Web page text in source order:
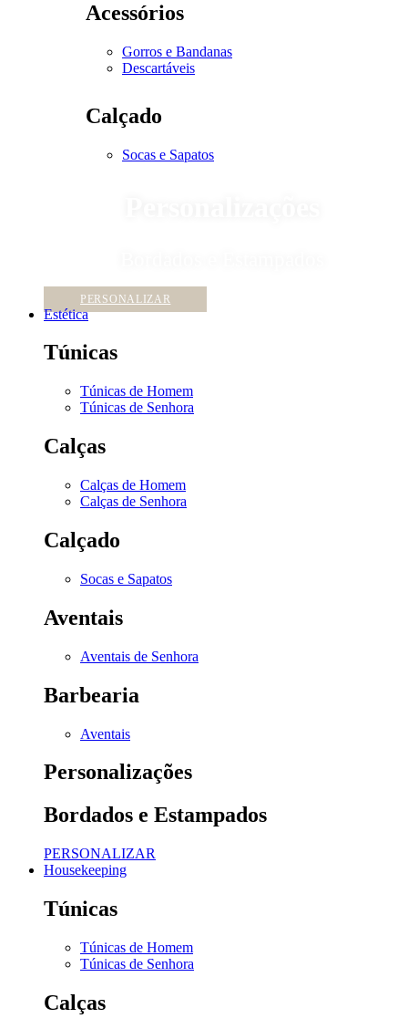
Acessórios
Gorros e Bandanas
Descartáveis
Calçado
Socas e Sapatos
PERSONALIZAR
Estética
Túnicas
Túnicas de Homem
Túnicas de Senhora
Calças
Calças de Homem
Calças de Senhora
Calçado
Socas e Sapatos
Aventais
Aventais de Senhora
Barbearia
Aventais
Personalizações
Bordados e Estampados
PERSONALIZAR
Housekeeping
Túnicas
Túnicas de Homem
Túnicas de Senhora
Calças